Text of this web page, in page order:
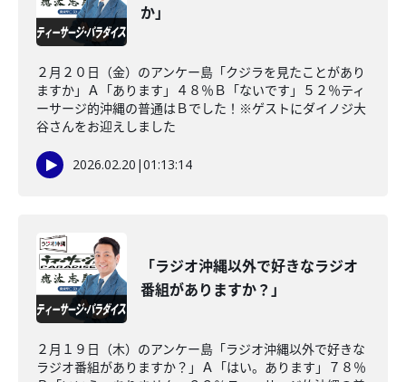
か」
２月２０日（金）のアンケー島「クジラを見たことがあり
ますか」Ａ「あります」４８％Ｂ「ないです」５２％ティ
ーサージ的沖縄の普通はＢでした！※ゲストにダイノジ大
谷さんをお迎えしました
2026.02.20 |01:13:14
「ラジオ沖縄以外で好きなラジオ
番組がありますか？」
２月１９日（木）のアンケー島「ラジオ沖縄以外で好きな
ラジオ番組がありますか？」Ａ「はい。あります」７８％